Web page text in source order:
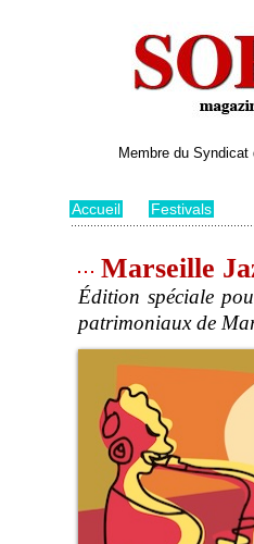
Membre du
Accueil Festivals
Marseille
Édition spéciale
patrimoniaux de